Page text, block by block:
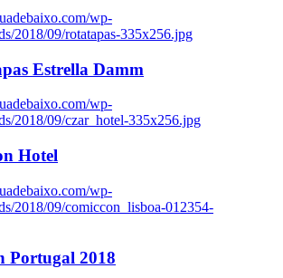
wp-
2018/09/rotatapas-335x256.jpg
Estrella Damm
wp-
2018/09/czar_hotel-335x256.jpg
Hotel
wp-
2018/09/comiccon_lisboa-012354-
Portugal 2018